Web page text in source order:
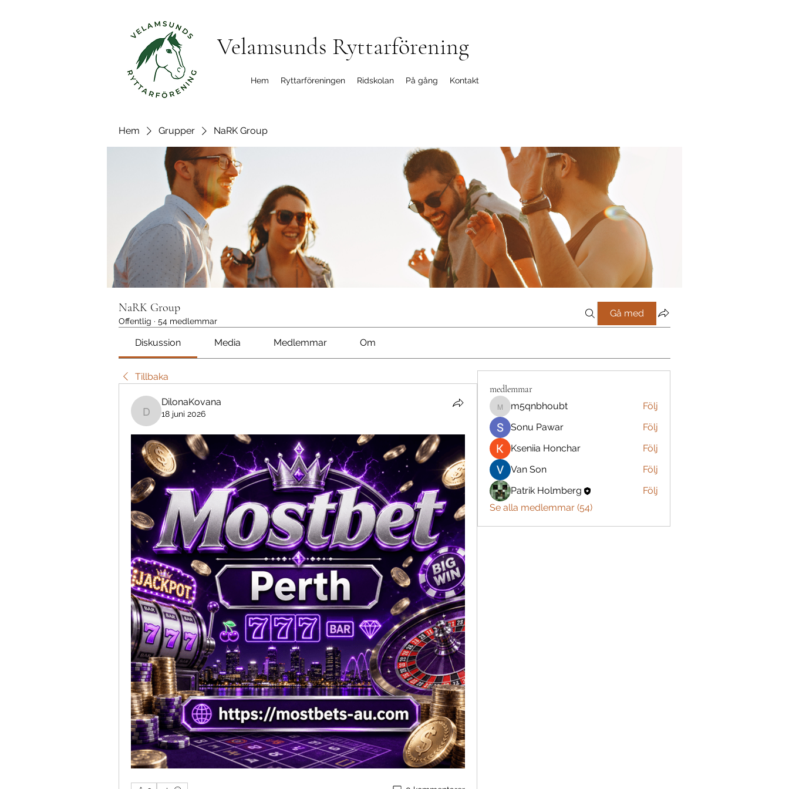
Velamsunds Ryttarförening
Hem Ryttarföreningen Ridskolan På gång Kontakt
Hem Grupper NaRK Group
NaRK Group
Offentlig · 54 medlemmar
Gå med
Diskussion Media Medlemmar Om
Tillbaka
DilonaKovana
DilonaKovana
18 juni 2026
medlemmar
m5qnbhoubt
m5qnbhoubt
Följ
Sonu Pawar
Följ
Kseniia Honchar
Följ
Van Son
Följ
Patrik Holmberg
Följ
Se alla medlemmar (54)